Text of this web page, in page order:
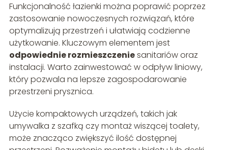
Funkcjonalność łazienki można poprawić poprzez
zastosowanie nowoczesnych rozwiązań, które
optymalizują przestrzeń i ułatwiają codzienne
użytkowanie. Kluczowym elementem jest
odpowiednie rozmieszczeniesanitariów oraz
instalacji. Warto zainwestować w odpływ liniowy,
który pozwala na lepsze zagospodarowanie
przestrzeni prysznica.
Użycie kompaktowych urządzeń, takich jak
umywalka z szafką czy montaż wiszącej toalety,
może znacząco zwiększyć ilość dostępnej